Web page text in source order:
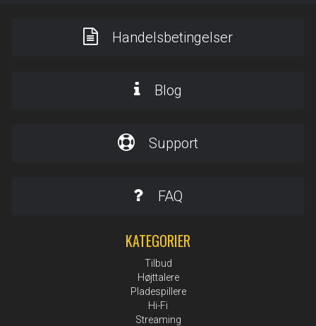
Handelsbetingelser
Blog
Support
FAQ
KATEGORIER
Tilbud
Højttalere
Pladespillere
Hi-Fi
Streaming